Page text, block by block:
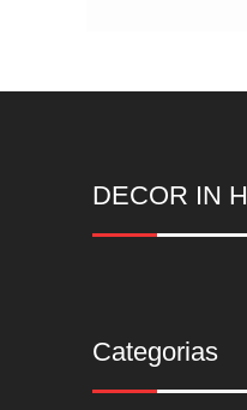
DECOR IN
Categorias